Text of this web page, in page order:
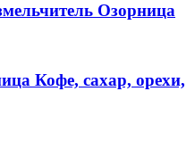
Озорница
Кофе, сахар, орехи,